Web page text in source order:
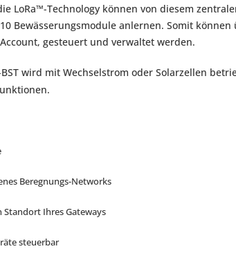
LoRa™-Technology können von diesem
Bewässerungsmodule anlernen. Somit
gesteuert und verwaltet werden.
BST wird mit Wechselstrom oder Solarzellen
Beregnungs-Networks
Standort Ihres Gateways
steuerbar